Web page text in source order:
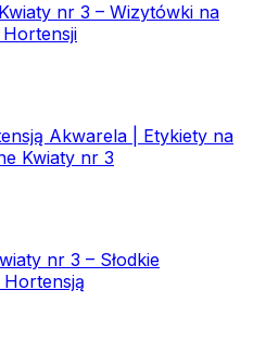
nr 3 – Wizytówki na
Akwarela | Etykiety na
Kwiaty nr 3
nr 3 – Słodkie